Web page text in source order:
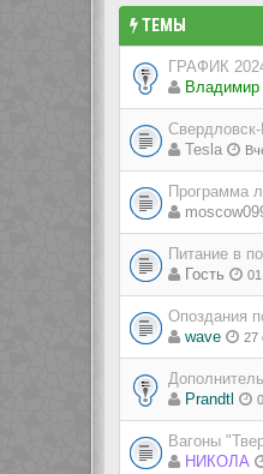
ТЕМЫ
ГРАФИК
Владимир
Tesla
Программа
Питание в
Гость
Опоздания
wave 27
Prandtl
Вагоны
НИКОЛА